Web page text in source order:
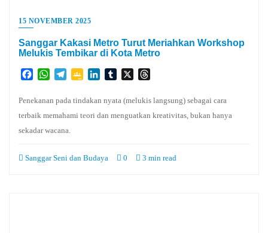
15 NOVEMBER 2025
Sanggar Kakasi Metro Turut Meriahkan Workshop
Melukis Tembikar di Kota Metro
FacebookWhatsApp
TelegramGoogleLinkedInTumblr
X
Penekanan pada tindakan nyata (melukis langsung) sebagai cara
terbaik memahami teori dan menguatkan kreativitas, bukan hanya
sekadar wacana.
Sanggar Seni dan Budaya 0 3 min read